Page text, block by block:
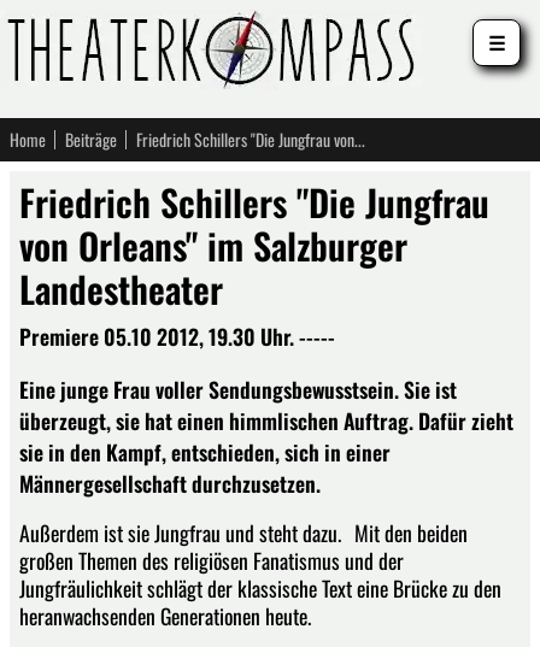
Home Beiträge Friedrich Schillers "Die Jungfrau von Orleans" im Salzburger Landestheater
Friedrich Schillers "Die Jungfrau
von Orleans" im Salzburger
Landestheater
Premiere 05.10 2012, 19.30 Uhr. -----
Eine junge Frau voller Sendungsbewusstsein. Sie ist
überzeugt, sie hat einen himmlischen Auftrag. Dafür zieht
sie in den Kampf, entschieden, sich in einer
Männergesellschaft durchzusetzen.
Außerdem ist sie Jungfrau und steht dazu. Mit den beiden
großen Themen des religiösen Fanatismus und der
Jungfräulichkeit schlägt der klassische Text eine Brücke zu den
heranwachsenden Generationen heute.
☰